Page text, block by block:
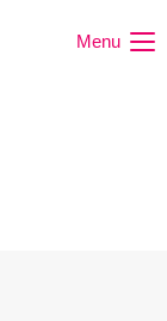
Menu